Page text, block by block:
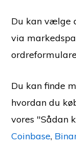
Du kan vælge
via
Du kan finde
hvordan du
vores "Sådan
Coinbase,